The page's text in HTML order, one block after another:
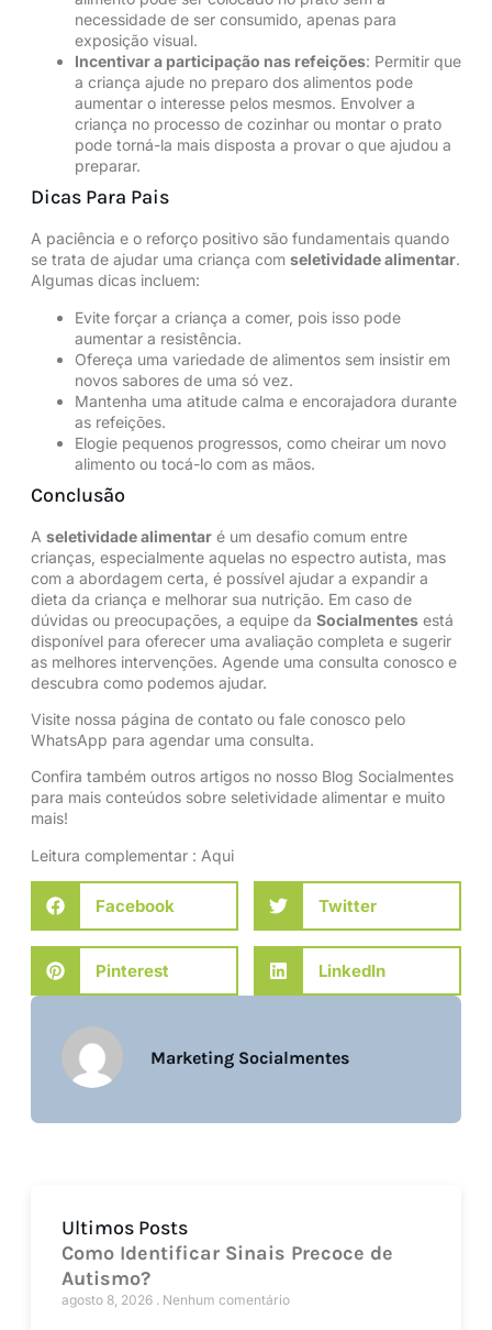
Ultimos Posts
Como Identificar Sinais Precoce de
Autismo?
agosto 8, 2026 Nenhum comentário
necessidade de ser consumido, apenas para
exposição visual.
Incentivar a participação nas refeições: Permitir que
a criança ajude no preparo dos alimentos pode
aumentar o interesse pelos mesmos. Envolver a
criança no processo de cozinhar ou montar o prato
pode torná-la mais disposta a provar o que ajudou a
preparar.
Dicas Para Pais
A paciência e o reforço positivo são fundamentais quando
se trata de ajudar uma criança com seletividade alimentar.
Algumas dicas incluem:
Evite forçar a criança a comer, pois isso pode
aumentar a resistência.
Ofereça uma variedade de alimentos sem insistir em
novos sabores de uma só vez.
Mantenha uma atitude calma e encorajadora durante
as refeições.
Elogie pequenos progressos, como cheirar um novo
alimento ou tocá-lo com as mãos.
Conclusão
A seletividade alimentar é um desafio comum entre
crianças, especialmente aquelas no espectro autista, mas
com a abordagem certa, é possível ajudar a expandir a
dieta da criança e melhorar sua nutrição. Em caso de
dúvidas ou preocupações, a equipe da Socialmentes está
disponível para oferecer uma avaliação completa e sugerir
as melhores intervenções. Agende uma consulta conosco e
descubra como podemos ajudar.
Visite nossa página de contato ou fale conosco pelo
WhatsApp para agendar uma consulta.
Confira também outros artigos no nosso Blog Socialmentes
para mais conteúdos sobre seletividade alimentar e muito
mais!
Leitura complementar : Aqui
Facebook Twitter
Pinterest LinkedIn
Marketing Socialmentes